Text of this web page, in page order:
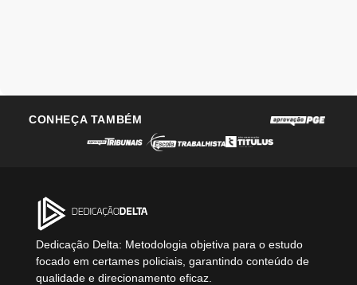
CONHEÇA TAMBÉM
Dedicação Delta: Metodologia objetiva para o estudo
focado em certames policiais, garantindo conteúdo de
qualidade e direcionamento eficaz.